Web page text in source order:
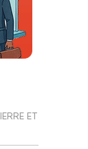
ET